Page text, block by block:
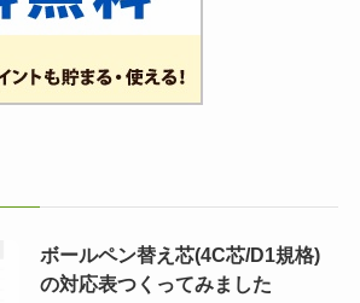
ボールペン替え芯(4C芯/D1規格)
の対応表つくってみました